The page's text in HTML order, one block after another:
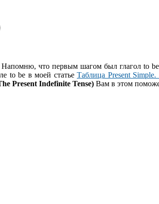
Напомню, что первым шагом был глагол to
to be в моей статье Таблица Present Simple.
Present Indefinite Tense) Вам в этом